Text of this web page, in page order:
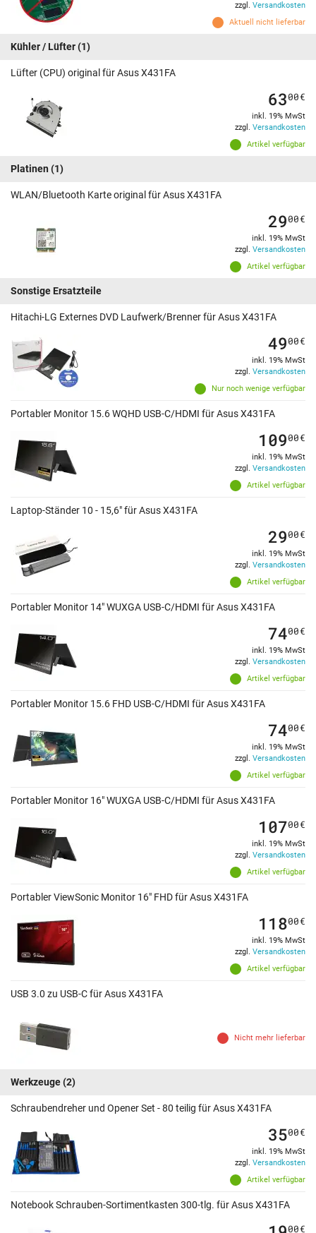
Aktuell nicht lieferbar
zzgl. Versandkosten
Kühler / Lüfter(1)
Lüfter (CPU) original für Asus X431FA
Artikel verfügbar
6300€
inkl. 19% MwSt
zzgl. Versandkosten
Platinen (1)
WLAN/Bluetooth Karte original für Asus X431FA
Artikel verfügbar
2900€
inkl. 19% MwSt
zzgl. Versandkosten
Sonstige Ersatzteile
Hitachi-LG Externes DVD Laufwerk/Brenner für Asus X431FA
Nur noch wenige verfügbar
4900€
inkl. 19% MwSt
zzgl. Versandkosten
Portabler Monitor 15.6 WQHD USB-C/HDMI für Asus X431FA
Artikel verfügbar
10900€
inkl. 19% MwSt
zzgl. Versandkosten
Laptop-Ständer 10 - 15,6" für Asus X431FA
Artikel verfügbar
2900€
inkl. 19% MwSt
zzgl. Versandkosten
Portabler Monitor 14" WUXGA USB-C/HDMI für Asus X431FA
Artikel verfügbar
7400€
inkl. 19% MwSt
zzgl. Versandkosten
Portabler Monitor 15.6 FHD USB-C/HDMI für Asus X431FA
Artikel verfügbar
7400€
inkl. 19% MwSt
zzgl. Versandkosten
Portabler Monitor 16" WUXGA USB-C/HDMI für Asus X431FA
Artikel verfügbar
10700€
inkl. 19% MwSt
zzgl. Versandkosten
Portabler ViewSonic Monitor 16" FHD für Asus X431FA
Artikel verfügbar
11800€
inkl. 19% MwSt
zzgl. Versandkosten
USB 3.0 zu USB-C für Asus X431FA
Nicht mehr lieferbar
Werkzeuge(2)
Schraubendreher und Opener Set - 80 teilig für Asus X431FA
Artikel verfügbar
3500€
inkl. 19% MwSt
zzgl. Versandkosten
Notebook Schrauben-Sortimentkasten 300-tlg. für Asus X431FA
00€